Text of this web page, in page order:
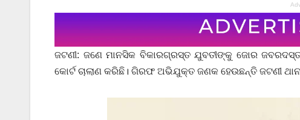
ଜଟଣୀ: ଜଣେ ମାନସିକ ବିକାରଗ୍ରସ୍ତ ଯୁବତୀଙ୍କୁ ଜୋର
କୋର୍ଟ ଚାଲାଣ କରିଛି। ଗିରଫ ଅଭିଯୁକ୍ତ ଜଣକ ହେଉଛନ୍ତି ଜଟଣୀ